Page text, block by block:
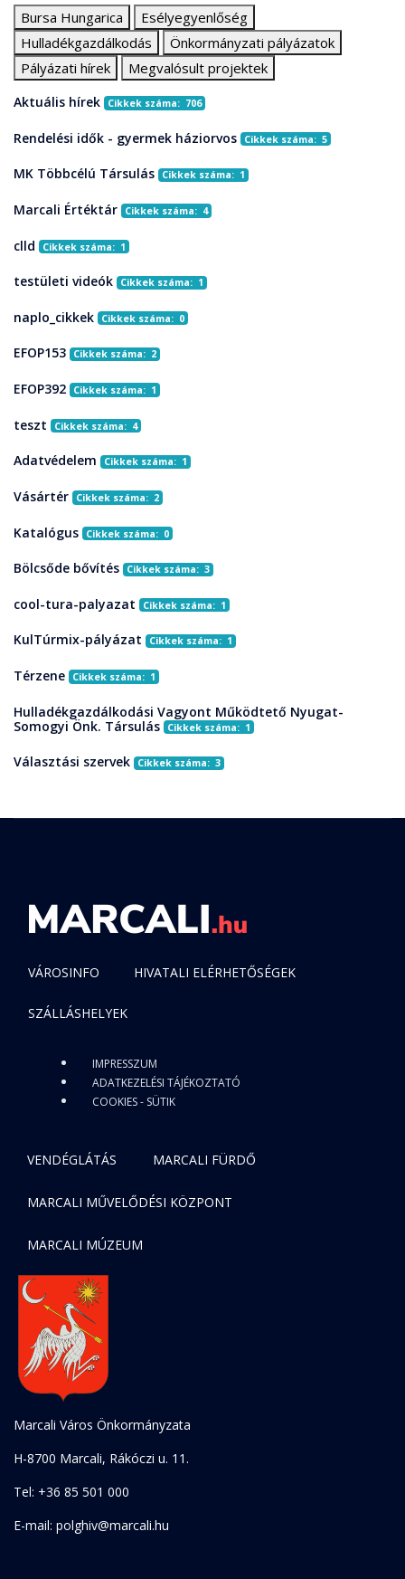
Bursa Hungarica
Esélyegyenlőség
Hulladékgazdálkodás
Önkormányzati pályázatok
Pályázati hírek
Megvalósult projektek
Aktuális hírek Cikkek száma: 706
Rendelési idők - gyermek háziorvos Cikkek száma: 5
MK Többcélú Társulás Cikkek száma: 1
Marcali Értéktár Cikkek száma: 4
clld Cikkek száma: 1
testületi videók Cikkek száma: 1
naplo_cikkek Cikkek száma: 0
EFOP153 Cikkek száma: 2
EFOP392 Cikkek száma: 1
teszt Cikkek száma: 4
Adatvédelem Cikkek száma: 1
Vásártér Cikkek száma: 2
Katalógus Cikkek száma: 0
Bölcsőde bővítés Cikkek száma: 3
cool-tura-palyazat Cikkek száma: 1
KulTúrmix-pályázat Cikkek száma: 1
Térzene Cikkek száma: 1
Hulladékgazdálkodási Vagyont Működtető Nyugat-
Somogyi Önk. Társulás
Cikkek száma: 1
Választási szervek Cikkek száma: 3
VÁROSINFO HIVATALI ELÉRHETŐSÉGEK
SZÁLLÁSHELYEK
IMPRESSZUM
ADATKEZELÉSI TÁJÉKOZTATÓ
COOKIES - SÜTIK
VENDÉGLÁTÁS MARCALI FÜRDŐ
MARCALI MŰVELŐDÉSI KÖZPONT
MARCALI MÚZEUM
Marcali Város Önkormányzata
H-8700 Marcali, Rákóczi u. 11.
Tel: +36 85 501 000
E-mail: polghiv@marcali.hu